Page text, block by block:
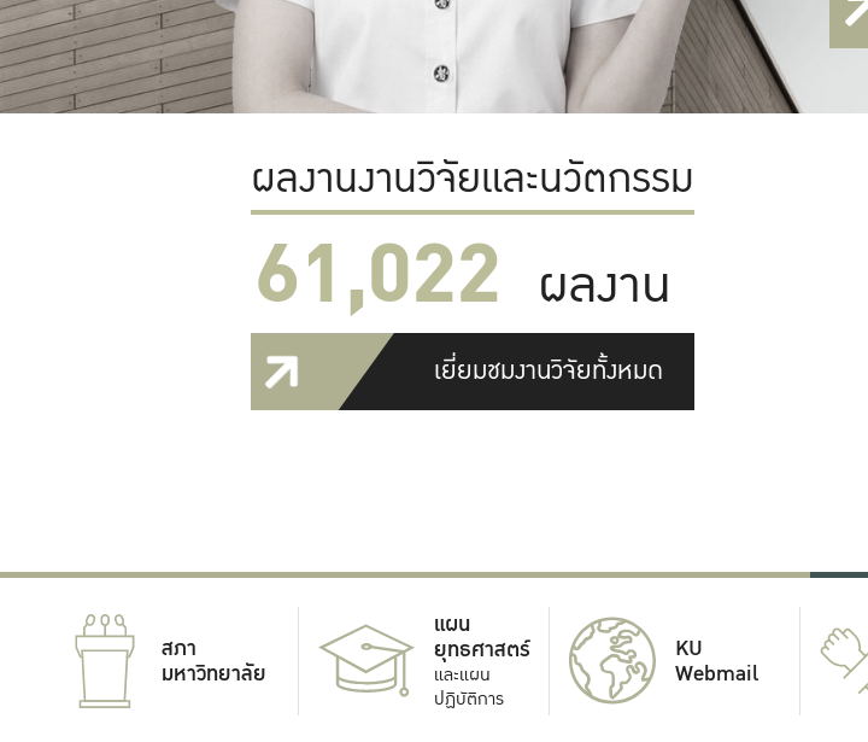
ผลงานงานวิจัยและนวัตกรรม
61,022 ผลงาน
เยี่ยมชมงานวิจัยทั้งหมด
สภา
มหาวิทยาลัย
แผน
ยุทธศาสตร์
และแผน
ปฏิบัติการ
KU
Webmail